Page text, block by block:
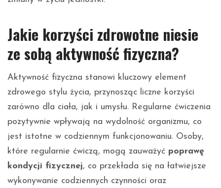
Jakie korzyści zdrowotne niesie
ze sobą aktywność fizyczna?
Aktywność fizyczna stanowi kluczowy element
zdrowego stylu życia, przynosząc liczne korzyści
zarówno dla ciała, jak i umysłu. Regularne ćwiczenia
pozytywnie wpływają na wydolność organizmu, co
jest istotne w codziennym funkcjonowaniu. Osoby,
które regularnie ćwiczą, mogą zauważyć poprawę
kondycji fizycznej, co przekłada się na łatwiejsze
wykonywanie codziennych czynności oraz